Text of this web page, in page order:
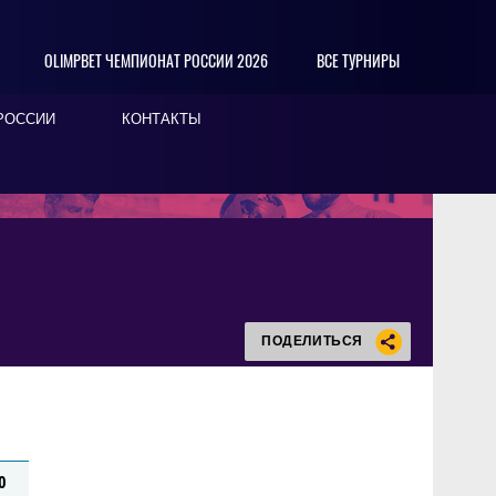
OLIMPBET ЧЕМПИОНАТ РОССИИ 2026 ВСЕ ТУРНИРЫ
КОНТАКТЫ
ПОДЕЛИТЬСЯ